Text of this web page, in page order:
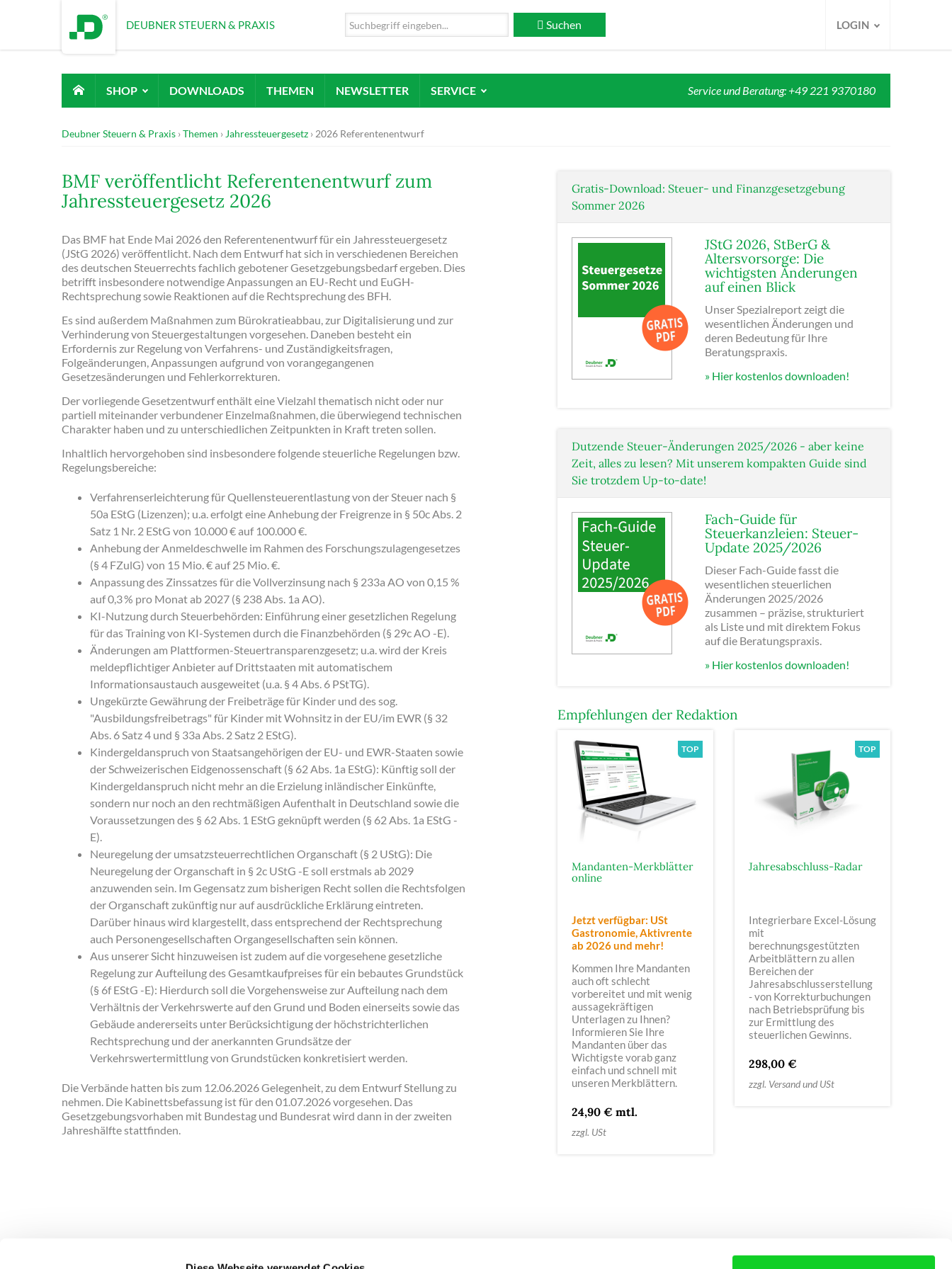
DEUBNER STEUERN & PRAXIS Suchen LOGIN
SHOP DOWNLOADS THEMEN NEWSLETTER SERVICE Service und Beratung: +49 221 9370180
Deubner Steuern & Praxis Themen Jahressteuergesetz 2026 Referentenentwurf
BMF veröffentlicht Referentenentwurf zum
Jahressteuergesetz 2026
Das BMF hat Ende Mai 2026 den Referentenentwurf für ein Jahressteuergesetz
(JStG 2026) veröffentlicht. Nach dem Entwurf hat sich in verschiedenen Bereichen
des deutschen Steuerrechts fachlich gebotener Gesetzgebungsbedarf ergeben. Dies
betrifft insbesondere notwendige Anpassungen an EU-Recht und EuGH-
Rechtsprechung sowie Reaktionen auf die Rechtsprechung des BFH.
Es sind außerdem Maßnahmen zum Bürokratieabbau, zur Digitalisierung und zur
Verhinderung von Steuergestaltungen vorgesehen. Daneben besteht ein
Erfordernis zur Regelung von Verfahrens- und Zuständigkeitsfragen,
Folgeänderungen, Anpassungen aufgrund von vorangegangenen
Gesetzesänderungen und Fehlerkorrekturen.
Der vorliegende Gesetzentwurf enthält eine Vielzahl thematisch nicht oder nur
partiell miteinander verbundener Einzelmaßnahmen, die überwiegend technischen
Charakter haben und zu unterschiedlichen Zeitpunkten in Kraft treten sollen.
Inhaltlich hervorgehoben sind insbesondere folgende steuerliche Regelungen bzw.
Regelungsbereiche:
Verfahrenserleichterung für Quellensteuerentlastung von der Steuer nach §
50a EStG (Lizenzen); u.a. erfolgt eine Anhebung der Freigrenze in § 50c Abs. 2
Satz 1 Nr. 2 EStG von 10.000 € auf 100.000 €.
Anhebung der Anmeldeschwelle im Rahmen des Forschungszulagengesetzes
(§ 4 FZulG) von 15 Mio. € auf 25 Mio. €.
Anpassung des Zinssatzes für die Vollverzinsung nach § 233a AO von 0,15 %
auf 0,3 % pro Monat ab 2027 (§ 238 Abs. 1a AO).
KI-Nutzung durch Steuerbehörden: Einführung einer gesetzlichen Regelung
für das Training von KI-Systemen durch die Finanzbehörden (§ 29c AO -E).
Änderungen am Plattformen-Steuertransparenzgesetz; u.a. wird der Kreis
meldepflichtiger Anbieter auf Drittstaaten mit automatischem
Informationsaustauch ausgeweitet (u.a. § 4 Abs. 6 PStTG).
Ungekürzte Gewährung der Freibeträge für Kinder und des sog.
"Ausbildungsfreibetrags" für Kinder mit Wohnsitz in der EU/im EWR (§ 32
Abs. 6 Satz 4 und § 33a Abs. 2 Satz 2 EStG).
Kindergeldanspruch von Staatsangehörigen der EU- und EWR-Staaten sowie
der Schweizerischen Eidgenossenschaft (§ 62 Abs. 1a EStG): Künftig soll der
Kindergeldanspruch nicht mehr an die Erzielung inländischer Einkünfte,
sondern nur noch an den rechtmäßigen Aufenthalt in Deutschland sowie die
Voraussetzungen des § 62 Abs. 1 EStG geknüpft werden (§ 62 Abs. 1a EStG -
E).
Neuregelung der umsatzsteuerrechtlichen Organschaft (§ 2 UStG): Die
Neuregelung der Organschaft in § 2c UStG -E soll erstmals ab 2029
anzuwenden sein. Im Gegensatz zum bisherigen Recht sollen die Rechtsfolgen
der Organschaft zukünftig nur auf ausdrückliche Erklärung eintreten.
Darüber hinaus wird klargestellt, dass entsprechend der Rechtsprechung
auch Personengesellschaften Organgesellschaften sein können.
Aus unserer Sicht hinzuweisen ist zudem auf die vorgesehene gesetzliche
Regelung zur Aufteilung des Gesamtkaufpreises für ein bebautes Grundstück
(§ 6f EStG -E): Hierdurch soll die Vorgehensweise zur Aufteilung nach dem
Verhältnis der Verkehrswerte auf den Grund und Boden einerseits sowie das
Gebäude andererseits unter Berücksichtigung der höchstrichterlichen
Rechtsprechung und der anerkannten Grundsätze der
Verkehrswertermittlung von Grundstücken konkretisiert werden.
Die Verbände hatten bis zum 12.06.2026 Gelegenheit, zu dem Entwurf Stellung zu
nehmen. Die Kabinettsbefassung ist für den 01.07.2026 vorgesehen. Das
Gesetzgebungsvorhaben mit Bundestag und Bundesrat wird dann in der zweiten
Jahreshälfte stattfinden.
Gratis-Download: Steuer- und Finanzgesetzgebung
Sommer 2026
JStG 2026, StBerG &
Altersvorsorge: Die
wichtigsten Änderungen
auf einen Blick
Unser Spezialreport zeigt die
wesentlichen Änderungen und
deren Bedeutung für Ihre
Beratungspraxis.
» Hier kostenlos downloaden!
Dutzende Steuer-Änderungen 2025/2026 - aber keine
Zeit, alles zu lesen? Mit unserem kompakten Guide sind
Sie trotzdem Up-to-date!
Fach-Guide für
Steuerkanzleien: Steuer-
Update 2025/2026
Dieser Fach-Guide fasst die
wesentlichen steuerlichen
Änderungen 2025/2026
zusammen – präzise, strukturiert
als Liste und mit direktem Fokus
auf die Beratungspraxis.
» Hier kostenlos downloaden!
Empfehlungen der Redaktion
Mandanten-Merkblätter
online
Jetzt verfügbar: USt
Gastronomie, Aktivrente
ab 2026und mehr!
Kommen Ihre Mandanten
auch oft schlecht
vorbereitet und mit wenig
aussagekräftigen
Unterlagen zu Ihnen?
Informieren Sie Ihre
Mandanten über das
Wichtigste vorab ganz
einfach und schnell mit
unseren Merkblättern.
24,90 € mtl.
zzgl. USt
Jahresabschluss-Radar
Integrierbare Excel-Lösung
mit
berechnungsgestützten
Arbeitblättern zu allen
Bereichen der
Jahresabschlusserstellung
- von Korrekturbuchungen
nach Betriebsprüfung bis
zur Ermittlung des
steuerlichen Gewinns.
298,00 €
zzgl. Versand und USt